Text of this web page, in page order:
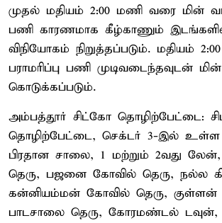
முதல் மதியம் 2:00 மணி வரை மின்
பணி காரணமாக கீழ்காணும்
விநியோகம் நிறுத்தப்படும். மதியம்
பராமரிப்பு பணி முடிவடைந்தவுடன்
கொடுக்கப்படும்.
அம்பத்தூர் சிட்கோ தொழிற்பேட்டை:
தொழிற்பேட்டை, செக்டர் 3-இல் உள்ள
பிரதான சாலை, 1 மற்றும் 2வது லேன்,
தெரு, பஜனை கோவில் தெரு, நல்ல
கன்னியம்மன் கோவில் தெரு, குள்ளன்
பாடசாலை தெரு, கோரமண்டல் டவுன்,